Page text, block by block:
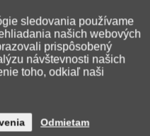
vybrať
.
sledovania používame
našich webových
prispôsobený
návštevnosti našich
toho, odkiaľ naši
Odmietam